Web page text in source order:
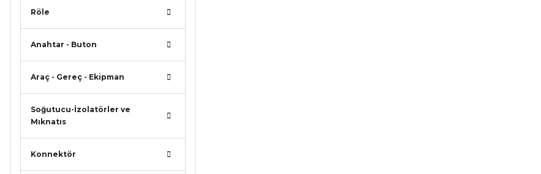
Röle
Anahtar - Buton
Araç - Gereç - Ekipman
Soğutucu-İzolatörler ve
Mıknatıs
Konnektör